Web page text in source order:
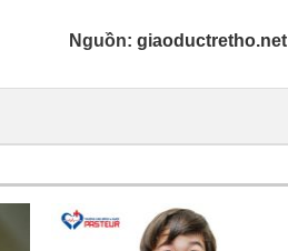
Nguồn: giaoductretho.net